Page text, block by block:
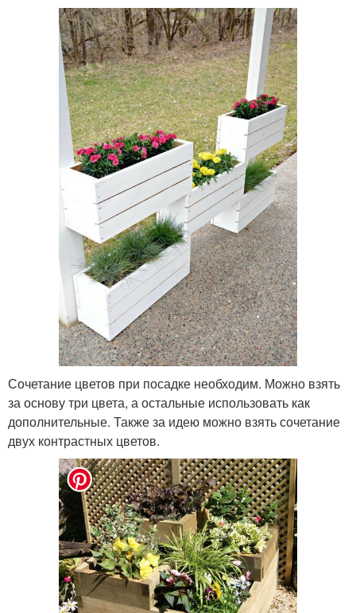
Сочетание цветов при посадке необходим. Можно взять
за основу три цвета, а остальные использовать как
дополнительные. Также за идею можно взять сочетание
двух контрастных цветов.